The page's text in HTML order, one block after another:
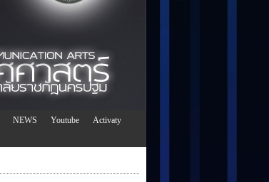
NEWS Youtube
Activaty